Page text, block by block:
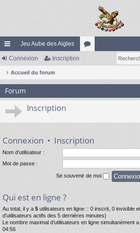
ac
co
ur
ci
Jeu Aube des Aigles
s
Connexion Inscription
Accueil du forum
Forum
Inscription
Connexion • Inscription
Nom d’utilisateur :
Mot de passe :
Se souvenir de moi
Qui est en ligne ?
Au total, il y a 5 utilisateurs en ligne :: 0 inscrit, 0 invisible
d’utilisateurs actifs des 5 dernières minutes)
Le nombre maximal d’utilisateurs en ligne simultanément
04:56